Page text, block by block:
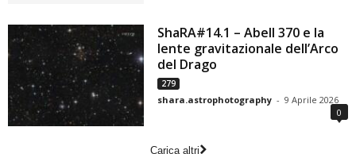
ShaRA#14.1 – Abell 370 e la
lente gravitazionale dell’Arco
del Drago
279
shara.astrophotography - 9 Aprile 2026
0
Carica altri